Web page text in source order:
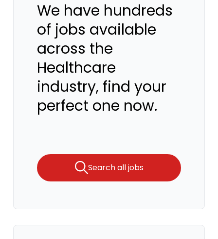
We have hundreds
of jobs available
across the
Healthcare
industry, find your
perfect one now.
Search all jobs